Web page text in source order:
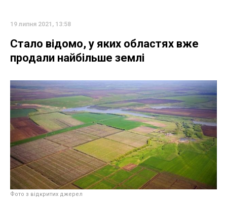
19 липня 2021, 13:58
Стало відомо, у яких областях вже
продали найбільше землі
Фото з відкритих джерел